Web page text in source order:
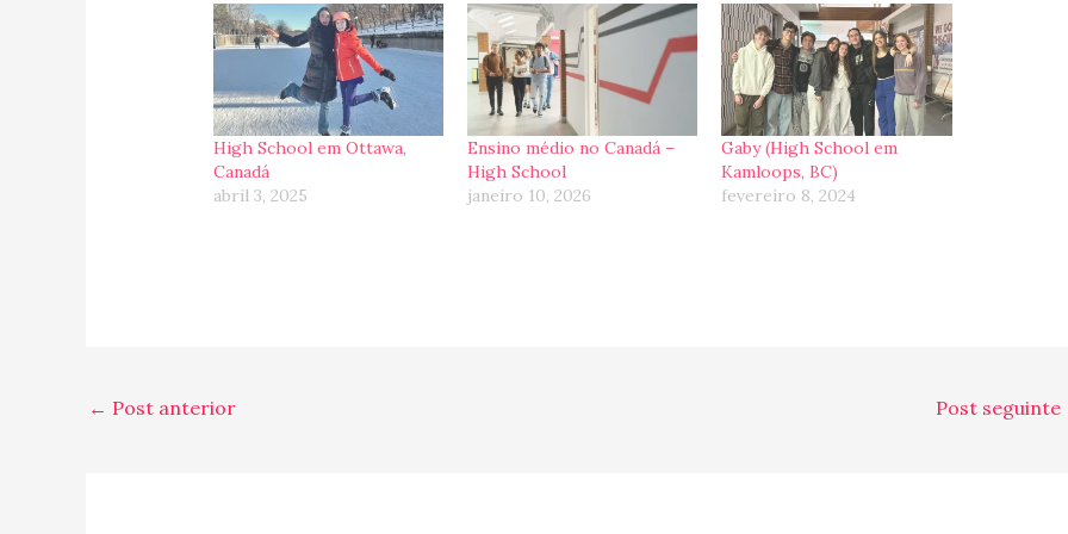
High School em Ottawa,
Canadá
abril 3, 2025
Ensino médio no Canadá –
High School
janeiro 10, 2026
Gaby (High School em
Kamloops, BC)
fevereiro 8, 2024
← Post anterior Post seguinte